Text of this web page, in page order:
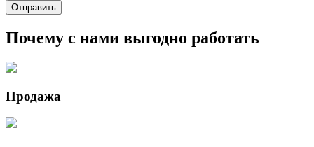
Почему с нами выгодно работать
Продажа